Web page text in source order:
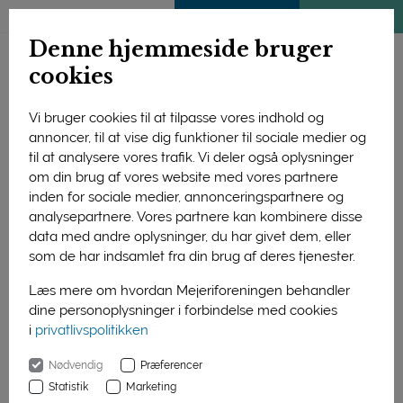
Denne hjemmeside bruger
cookies
Vi bruger cookies til at tilpasse vores indhold og
annoncer, til at vise dig funktioner til sociale medier og
til at analysere vores trafik. Vi deler også oplysninger
om din brug af vores website med vores partnere
inden for sociale medier, annonceringspartnere og
analysepartnere. Vores partnere kan kombinere disse
data med andre oplysninger, du har givet dem, eller
som de har indsamlet fra din brug af deres tjenester.
Læs mere om hvordan Mejeriforeningen behandler
dine personoplysninger i forbindelse med cookies
i privatlivspolitikken
Nødvendig
Præferencer
Statistik
Marketing
Arla leverede i 2025 højeste afregning til andelshaverne
nogensinde